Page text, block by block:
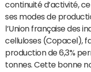
continuité d’activité,
ses modes de
l’Union française des
celluloses (Copacel),
production de 6,3%
tonnes. Cette bonne